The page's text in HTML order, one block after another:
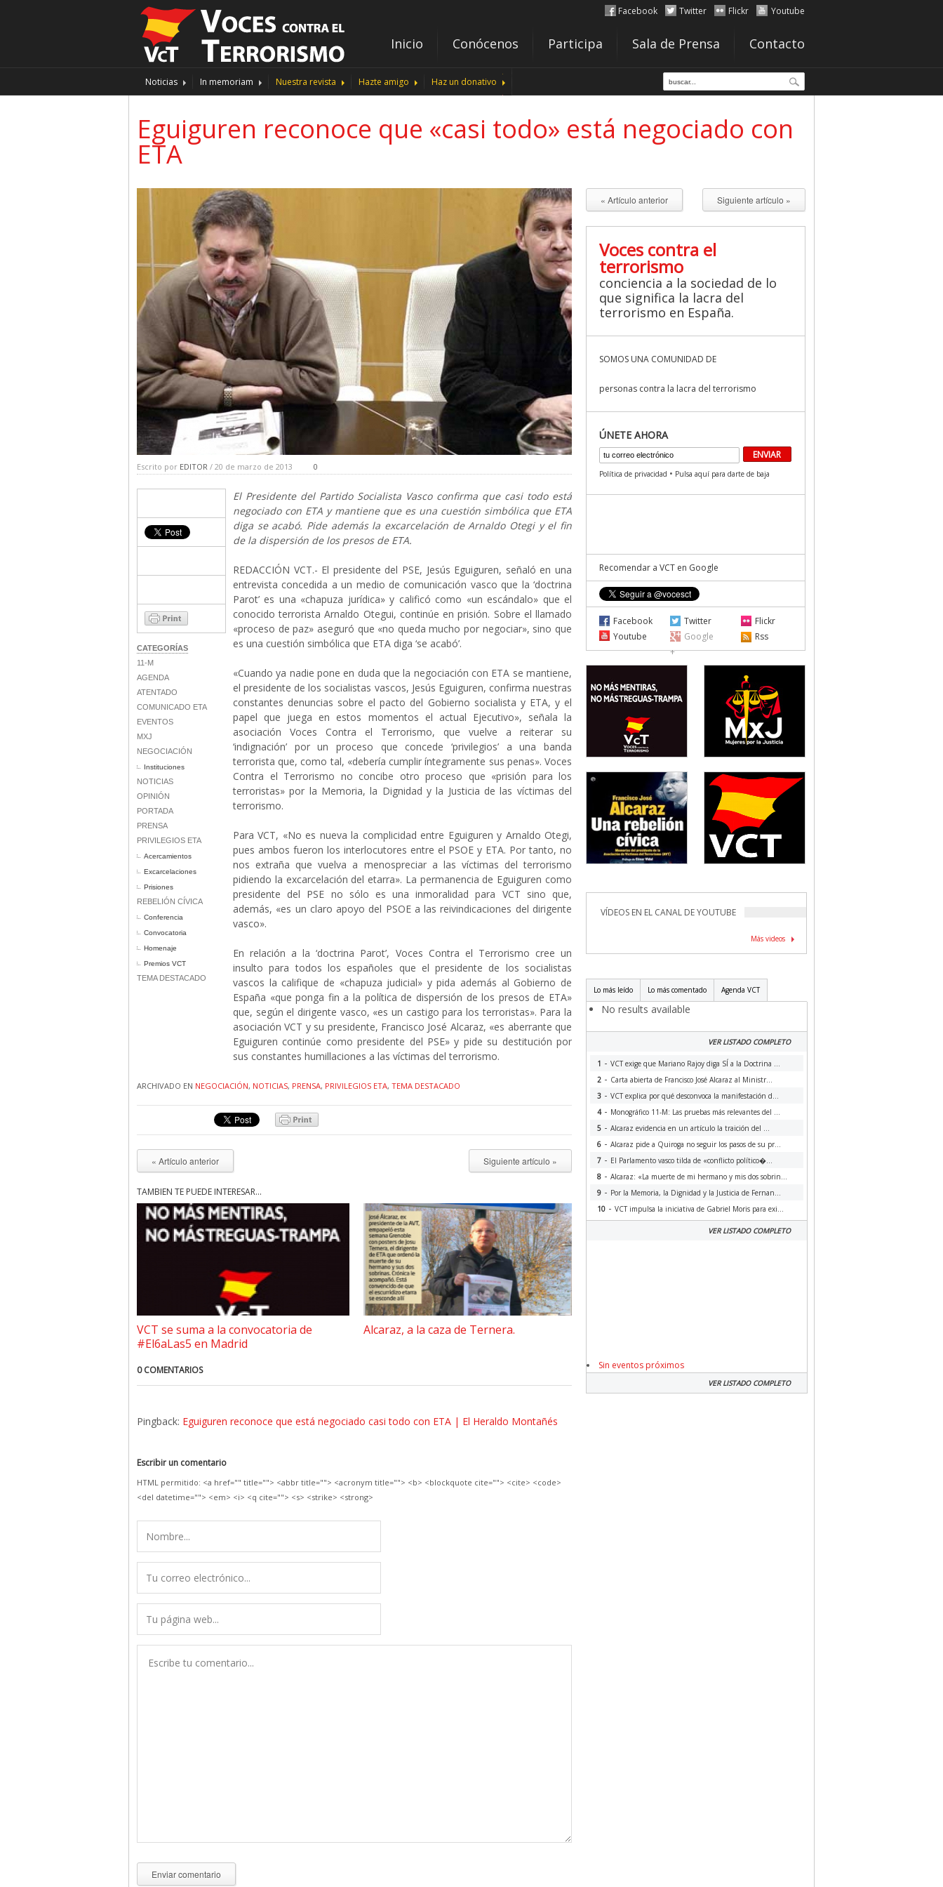
Facebook Twitter Flickr Youtube
Inicio Conócenos Participa Sala de Prensa Contacto
Noticias In memoriam Nuestra revista Hazte amigo Haz un donativo
Eguiguren reconoce que «casi todo» está negociado con
ETA
Escrito por EDITOR / 20 de marzo de 2013 0
CATEGORÍAS
11-M
AGENDA
ATENTADO
COMUNICADO ETA
EVENTOS
MXJ
NEGOCIACIÓN
Instituciones
NOTICIAS
OPINIÓN
PORTADA
PRENSA
PRIVILEGIOS ETA
Acercamientos
Excarcelaciones
Prisiones
REBELIÓN CÍVICA
Conferencia
Convocatoria
Homenaje
Premios VCT
TEMA DESTACADO
El Presidente del Partido Socialista Vasco confirma que casi todo está
negociado con ETA y mantiene que es una cuestión simbólica que ETA
diga se acabó. Pide además la excarcelación de Arnaldo Otegi y el fin
de la dispersión de los presos de ETA.
REDACCIÓN VCT.- El presidente del PSE, Jesús Eguiguren, señaló en una
entrevista concedida a un medio de comunicación vasco que la ‘doctrina
Parot’ es una «chapuza jurídica» y calificó como «un escándalo» que el
conocido terrorista Arnaldo Otegui, continúe en prisión. Sobre el llamado
«proceso de paz» aseguró que «no queda mucho por negociar», sino que
es una cuestión simbólica que ETA diga ‘se acabó’.
«Cuando ya nadie pone en duda que la negociación con ETA se mantiene,
el presidente de los socialistas vascos, Jesús Eguiguren, confirma nuestras
constantes denuncias sobre el pacto del Gobierno socialista y ETA, y el
papel que juega en estos momentos el actual Ejecutivo», señala la
asociación Voces Contra el Terrorismo, que vuelve a reiterar su
‘indignación’ por un proceso que concede ‘privilegios’ a una banda
terrorista que, como tal, «debería cumplir íntegramente sus penas». Voces
Contra el Terrorismo no concibe otro proceso que «prisión para los
terroristas» por la Memoria, la Dignidad y la Justicia de las víctimas del
terrorismo.
Para VCT, «No es nueva la complicidad entre Eguiguren y Arnaldo Otegi,
pues ambos fueron los interlocutores entre el PSOE y ETA. Por tanto, no
nos extraña que vuelva a menospreciar a las víctimas del terrorismo
pidiendo la excarcelación del etarra». La permanencia de Eguiguren como
presidente del PSE no sólo es una inmoralidad para VCT sino que,
además, «es un claro apoyo del PSOE a las reivindicaciones del dirigente
vasco».
En relación a la ‘doctrina Parot’, Voces Contra el Terrorismo cree un
insulto para todos los españoles que el presidente de los socialistas
vascos la califique de «chapuza judicial» y pida además al Gobierno de
España «que ponga fin a la política de dispersión de los presos de ETA»
que, según el dirigente vasco, «es un castigo para los terroristas». Para la
asociación VCT y su presidente, Francisco José Alcaraz, «es aberrante que
Eguiguren continúe como presidente del PSE» y pide su destitución por
sus constantes humillaciones a las víctimas del terrorismo.
ARCHIVADO EN NEGOCIACIÓN, NOTICIAS, PRENSA, PRIVILEGIOS ETA, TEMA DESTACADO
« Artículo anterior Siguiente artículo »
TAMBIÉN TE PUEDE INTERESAR...
VCT se suma a la convocatoria de
#El6aLas5 en Madrid
Alcaraz, a la caza de Ternera.
0 COMENTARIOS
Pingback: Eguiguren reconoce que está negociado casi todo con ETA | El Heraldo Montañés
Escribir un comentario
HTML permitido: <a href="" title=""> <abbr title=""> <acronym title=""> <b> <blockquote cite=""> <cite> <code>
<del datetime=""> <em> <i> <q cite=""> <s> <strike> <strong>
« Artículo anterior Siguiente artículo »
Voces contra el
terrorismo
conciencia a la sociedad de lo
que significa la lacra del
terrorismo en España.
SOMOS UNA COMUNIDAD DE
personas contra la lacra del terrorismo
ÚNETE AHORA
Política de privacidad • Pulsa aquí para darte de baja
Recomendar a VCT en Google
Facebook Twitter
Flickr
Youtube
Google
+
Rss
VÍDEOS EN EL CANAL DE YOUTUBE
Más videos
Lo más leído Lo más comentado Agenda VCT
No results available
VER LISTADO COMPLETO
1 - VCT exige que Mariano Rajoy diga SÍ a la Doctrina ...
2 - Carta abierta de Francisco José Alcaraz al Ministr...
3 - VCT explica por qué desconvoca la manifestación d...
4- Monográfico 11-M: Las pruebas más relevantes del ...
5 - Alcaraz evidencia en un artículo la traición del ...
6 - Alcaraz pide a Quiroga no seguir los pasos de su pr...
7 - El Parlamento vasco tilda de «conflicto político�...
8 - Alcaraz: «La muerte de mi hermano y mis dos sobrin...
9 - Por la Memoria, la Dignidad y la Justicia de Fernan...
10 - VCT impulsa la iniciativa de Gabriel Moris para exi...
VER LISTADO COMPLETO
Sin eventos próximos
VER LISTADO COMPLETO